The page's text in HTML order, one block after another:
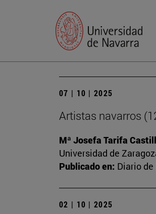
07 | 10 | 2025
Artistas navarros
Mª Josefa Tarifa
Universidad de
Publicado en: Diario de
02 | 10 | 2025